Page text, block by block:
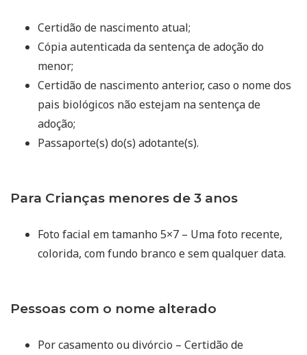
Certidão de nascimento atual;
Cópia autenticada da sentença de adoção do
menor;
Certidão de nascimento anterior, caso o nome dos
pais biológicos não estejam na sentença de
adoção;
Passaporte(s) do(s) adotante(s).
Para Crianças menores de 3 anos
Foto facial em tamanho 5×7 – Uma foto recente,
colorida, com fundo branco e sem qualquer data.
Pessoas com o nome alterado
Por casamento ou divórcio – Certidão de